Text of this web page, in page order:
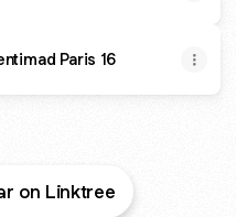
Paris 16
on Linktree